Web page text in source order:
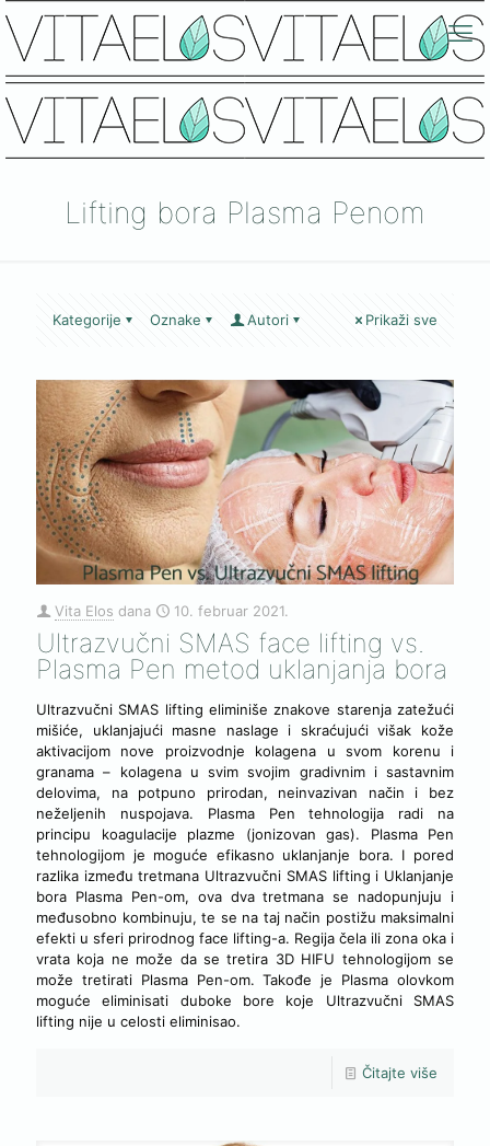
Lifting bora Plasma Penom
Kategorije Oznake Autori Prikaži sve
Vita Elos dana 10. februar 2021.
Ultrazvučni SMAS face lifting vs.
Plasma Pen metod uklanjanja bora
Ultrazvučni SMAS lifting eliminiše znakove starenja zatežući
mišiće, uklanjajući masne naslage i skraćujući višak kože
aktivacijom nove proizvodnje kolagena u svom korenu i
granama – kolagena u svim svojim gradivnim i sastavnim
delovima, na potpuno prirodan, neinvazivan način i bez
neželjenih nuspojava. Plasma Pen tehnologija radi na
principu koagulacije plazme (jonizovan gas). Plasma Pen
tehnologijom je moguće efikasno uklanjanje bora. I pored
razlika između tretmana Ultrazvučni SMAS lifting i Uklanjanje
bora Plasma Pen-om, ova dva tretmana se nadopunjuju i
međusobno kombinuju, te se na taj način postižu maksimalni
efekti u sferi prirodnog face lifting-a. Regija čela ili zona oka i
vrata koja ne može da se tretira 3D HIFU tehnologijom se
može tretirati Plasma Pen-om. Takođe je Plasma olovkom
moguće eliminisati duboke bore koje Ultrazvučni SMAS
lifting nije u celosti eliminisao.
Čitajte više